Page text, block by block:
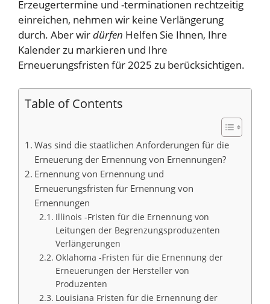
Erzeugertermine und -terminationen rechtzeitig
einreichen, nehmen wir keine Verlängerung
durch. Aber wirdürfen Helfen Sie Ihnen, Ihre
Kalender zu markieren und Ihre
Erneuerungsfristen für 2025 zu berücksichtigen.
Table of Contents
Was sind die staatlichen Anforderungen für die
Erneuerung der Ernennung von Ernennungen?
Ernennung von Ernennung und
Erneuerungsfristen für Ernennung von
Ernennungen
Illinois -Fristen für die Ernennung von
Leitungen der Begrenzungsproduzenten
Verlängerungen
Oklahoma -Fristen für die Ernennung der
Erneuerungen der Hersteller von
Produzenten
Louisiana Fristen für die Ernennung der